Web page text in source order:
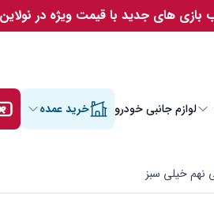
بازی های جدید با قیمت ویژه در
لوازم جانبی خودرو خرید عمده
نهم خیلی سبز